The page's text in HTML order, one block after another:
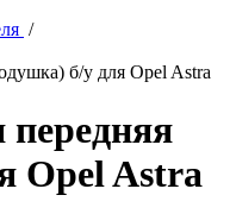
/
б/у для Opel Astra
передняя
Opel Astra